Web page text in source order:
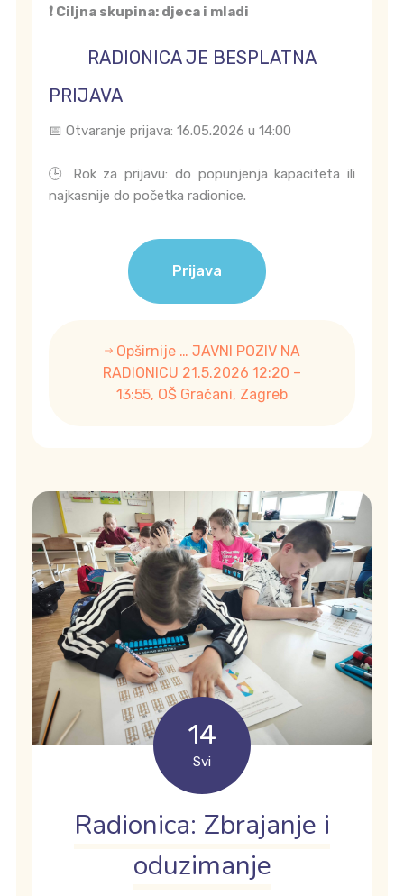
❗ Ciljna skupina: djeca i mladi
RADIONICA JE BESPLATNA
PRIJAVA
📅 Otvaranje prijava: 16.05.2026 u 14:00
🕒 Rok za prijavu: do popunjenja kapaciteta ili
najkasnije do početka radionice.
Prijava
Opširnije … JAVNI POZIV NA
RADIONICU 21.5.2026 12:20 –
13:55, OŠ Gračani, Zagreb
14
Svi
Radionica: Zbrajanje i
oduzimanje